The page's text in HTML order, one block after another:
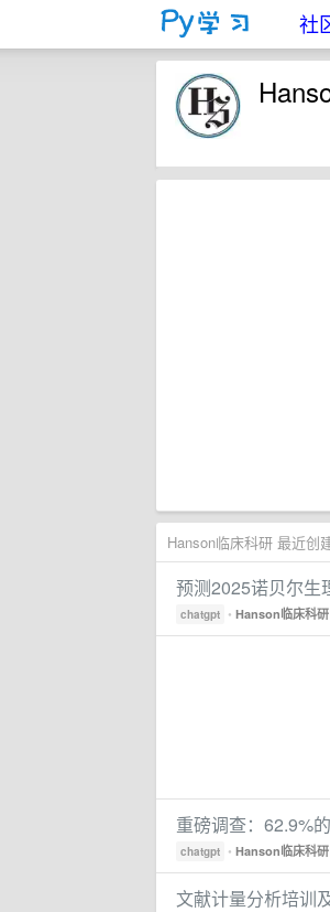
社
Hanson临床科研 最近创
预测2025诺贝尔生
chatgpt • Hanson临床科研
重磅调查：62.9%
chatgpt • Hanson临床科研
文献计量分析培训